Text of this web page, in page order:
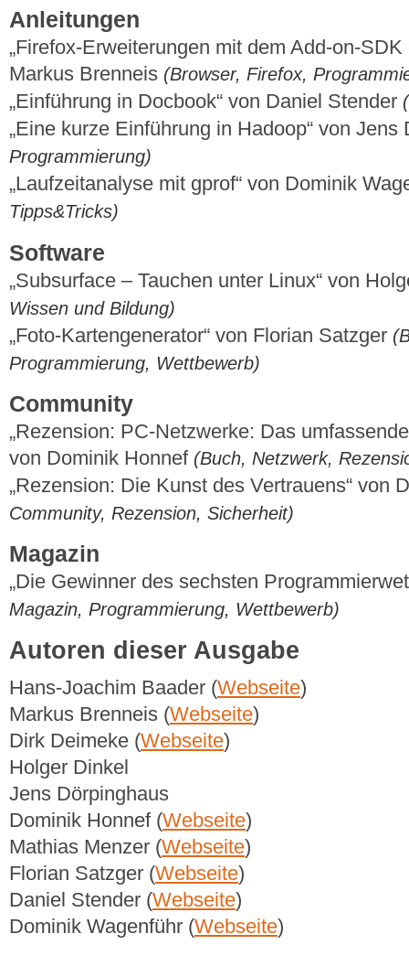
Anleitungen
„Firefox-Erweiterungen mit dem Add-on-SDK
Markus Brenneis (Browser, Firefox,
„Einführung in Docbook“ von Daniel Stender
„Eine kurze Einführung in Hadoop“ von
Programmierung)
„Laufzeitanalyse mit gprof“ von Dominik
Tipps&Tricks)
Software
„Subsurface – Tauchen unter Linux“ von
Wissen und Bildung)
„Foto-Kartengenerator“ von Florian Satzger
Programmierung, Wettbewerb)
Community
„Rezension: PC-Netzwerke: Das
von Dominik Honnef (Buch, Netzwerk,
„Rezension: Die Kunst des Vertrauens“ von
Community, Rezension, Sicherheit)
Magazin
„Die Gewinner des sechsten
Magazin, Programmierung, Wettbewerb)
Autoren dieser Ausgabe
Hans-Joachim Baader (Webseite)
Markus Brenneis (Webseite)
Dirk Deimeke (Webseite)
Holger Dinkel
Jens Dörpinghaus
Dominik Honnef (Webseite)
Mathias Menzer (Webseite)
Florian Satzger (Webseite)
Daniel Stender (Webseite)
Dominik Wagenführ (Webseite)